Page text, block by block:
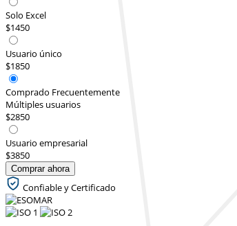
Solo Excel
$1450
Usuario único
$1850
Comprado Frecuentemente
Múltiples usuarios
$2850
Usuario empresarial
$3850
Comprar ahora
Confiable y Certificado